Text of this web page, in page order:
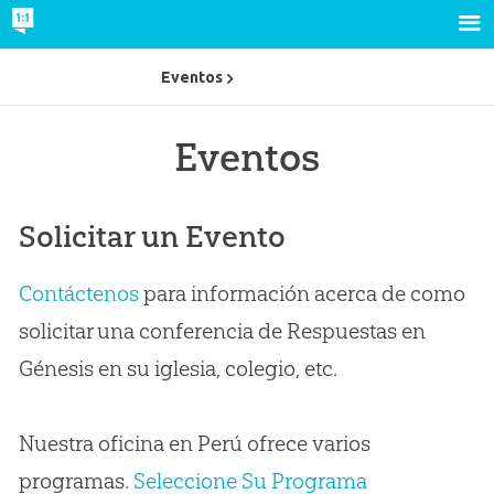
Eventos
Solicitar un Evento
Contáctenospara información acerca de como
solicitar una conferencia de Respuestas en
Génesis en su iglesia, colegio, etc.
Nuestra oficina en Perú ofrece varios
programas. Seleccione Su Programa
Eventos